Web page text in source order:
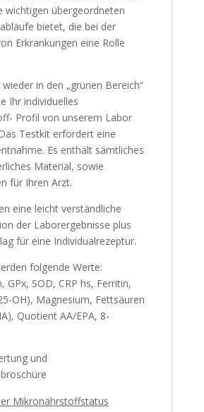
wichtigen übergeordneten
bietet, die bei der
Erkrankungen eine Rolle
in den „grünen Bereich“
Ihr individuelles
Profil von unserem Labor
Testkit erfordert eine
Es enthält sämtliches
Material, sowie
für Ihren Arzt.
eine leicht verständliche
der Laborergebnisse plus
für eine Individualrezeptur.
folgende Werte:
GPx, SOD, CRP hs, Ferritin,
OH), Magnesium, Fettsäuren
Quotient AA/EPA, 8-
und
Mikronährstoffstatus